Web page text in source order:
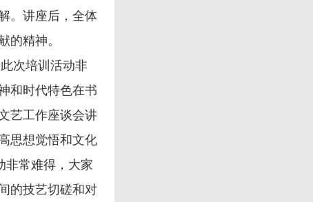
。讲座后，全体
的精神。
次培训活动非
和时代特色在书
艺工作座谈会讲
思想觉悟和文化
非常难得，大家
的技艺切磋和对